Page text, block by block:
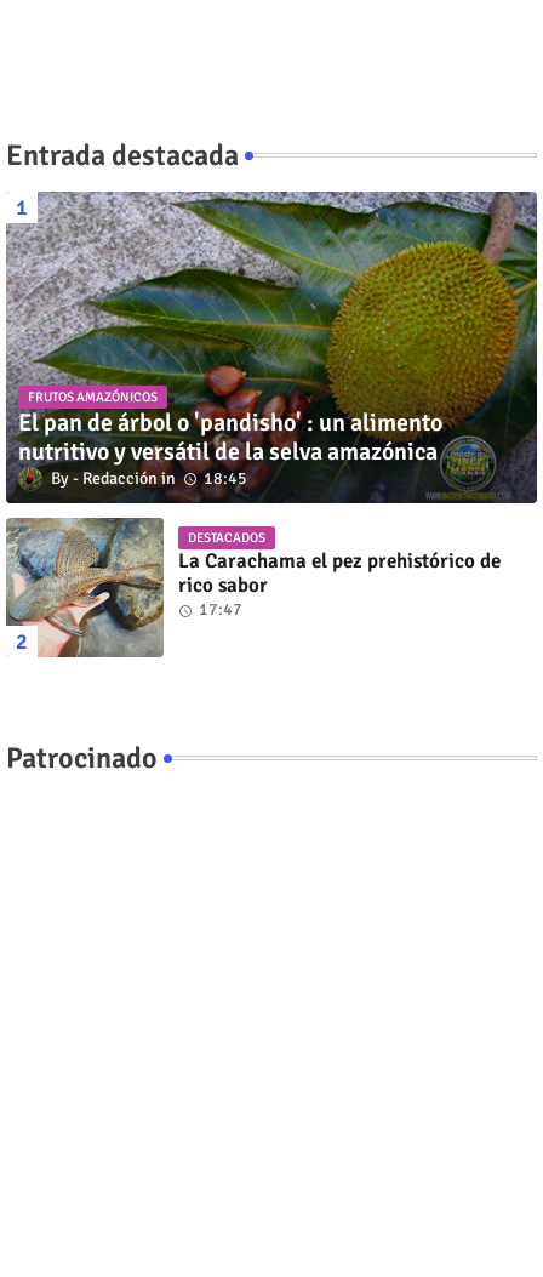
Entrada destacada
FRUTOS AMAZÓNICOS
El pan de árbol o 'pandisho' : un alimento
nutritivo y versátil de la selva amazónica
Redacción 18:45
DESTACADOS
La Carachama el pez prehistórico de
rico sabor
17:47
Patrocinado